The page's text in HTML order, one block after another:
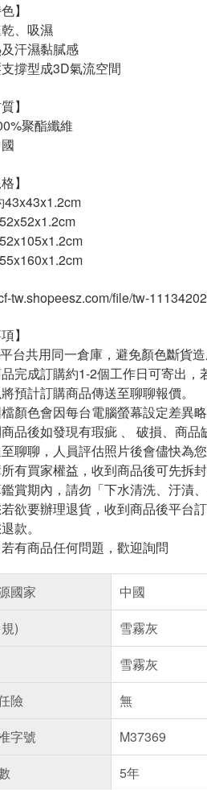
】
、吸濕
汗濕黏膩感
撐型成3D氣流空間
】
聚酯纖維
】
43x43x1.2cm
tw.shopeesz.com/file/tw-
】
台共用同一倉庫，避免顏色斷貨
完成訂購約1-2個工作日可寄出
預計訂購商品傳送至聊聊報價。
顏色會因每台電腦螢幕設定差異
品後如發現有瑕疵 、 破損、商品
聊聊，人員評估照片後會儘快為您
有買家權益，收到商品後可先拆
賞期內，請勿「下水清洗、汙漬
欲要辦理退貨，收到商品後平台
款。
有商品任何問題，歡迎詢問
國家
中國
)
雪霧灰
雪霧灰
險
無
字號
M37369
5年